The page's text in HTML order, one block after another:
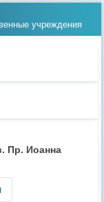
учреждения
Пр. Иоанна